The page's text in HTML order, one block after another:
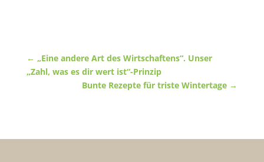
← „Eine andere Art des Wirtschaftens“. Unser
„Zahl, was es dir wert ist“-Prinzip
Bunte Rezepte für triste Wintertage →